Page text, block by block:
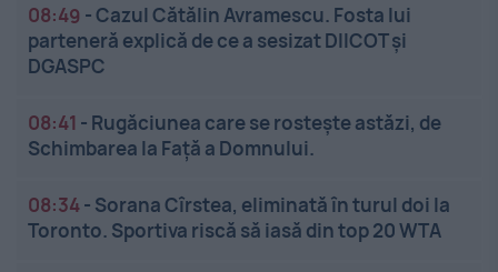
08:49 -Cazul Cătălin Avramescu. Fosta lui
parteneră explică de ce a sesizat DIICOT și
DGASPC
08:41 - Rugăciunea care se rostește astăzi, de
Schimbarea la Față a Domnului.
08:34- Sorana Cîrstea, eliminată în turul doi la
Toronto. Sportiva riscă să iasă din top 20 WTA